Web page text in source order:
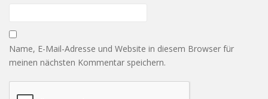
Name, E-Mail-Adresse und Website in diesem Browser für
meinen nächsten Kommentar speichern.